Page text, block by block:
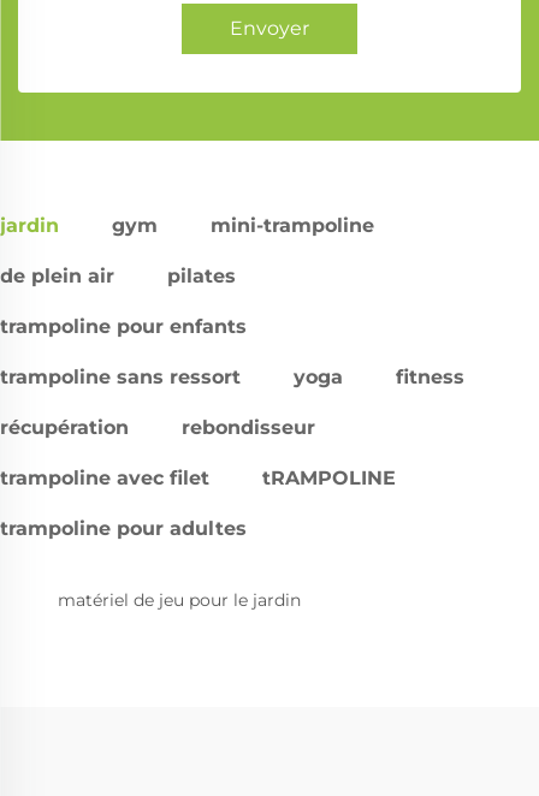
Envoyer
jardin gym mini-trampoline
de plein air pilates
trampoline pour enfants
trampoline sans ressort yoga fitness
récupération rebondisseur
trampoline avec filet tRAMPOLINE
trampoline pour adultes
matériel de jeu pour le jardin